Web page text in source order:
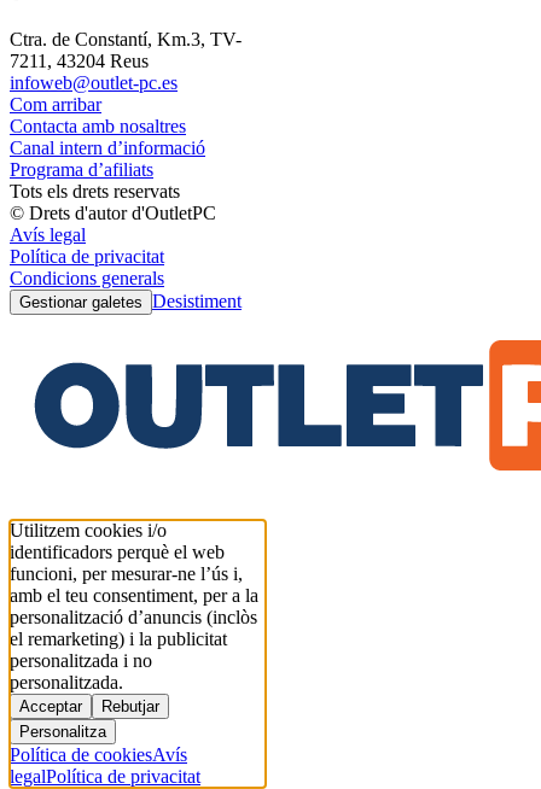
Ctra. de Constantí, Km.3, TV-
7211, 43204 Reus
infoweb@outlet-pc.es
Com arribar
Contacta amb nosaltres
Canal intern d’informació
Programa d’afiliats
Tots els drets reservats
© Drets d'autor d'OutletPC
Avís legal
Política de privacitat
Condicions generals
Gestionar galetes Desistiment
Utilitzem cookies i/o
identificadors perquè el web
funcioni, per mesurar-ne l’ús i,
amb el teu consentiment, per a la
personalització d’anuncis (inclòs
el remarketing) i la publicitat
personalitzada i no
personalitzada.
Acceptar
Rebutjar
Personalitza
Política de cookiesAvís
legalPolítica de privacitat